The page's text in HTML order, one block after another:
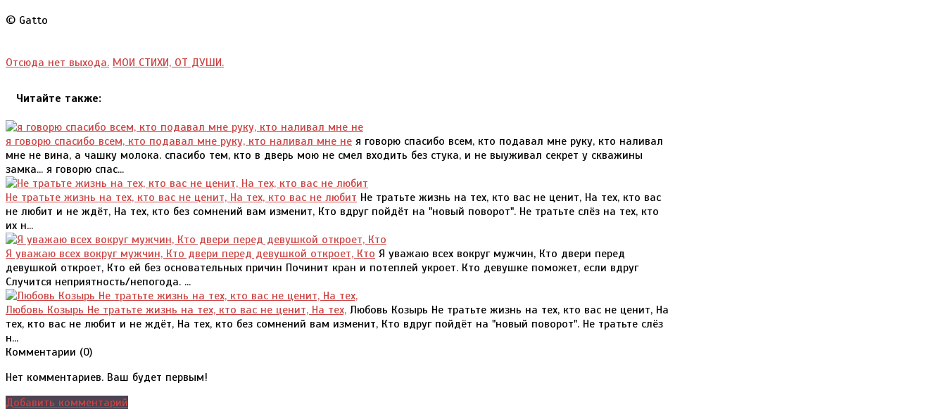
© Gatto
Отсюда нет выхода. МОИ СТИХИ, ОТ ДУШИ.
Читайте также:
я говорю спасибо всем, кто подавал мне руку, кто наливал мне не я говорю спасибо всем, кто подавал мне руку, кто наливал
мне не вина, а чашку молока. спасибо тем, кто в дверь мою не смел входить без стука, и не выуживал секрет у скважины
замка... я говорю спас...
Не тратьте жизнь на тех, кто вас не ценит, На тех, кто вас не любит Не тратьте жизнь на тех, кто вас не ценит, На тех, кто вас
не любит и не ждёт, На тех, кто без сомнений вам изменит, Кто вдруг пойдёт на "новый поворот". Не тратьте слёз на тех, кто
их н...
Я уважаю всех вокруг мужчин, Кто двери перед девушкой откроет, Кто Я уважаю всех вокруг мужчин, Кто двери перед
девушкой откроет, Кто ей без основательных причин Починит кран и потеплей укроет. Кто девушке поможет, если вдруг
Случится неприятность/непогода. ...
Любовь Козырь Не тратьте жизнь на тех, кто вас не ценит, На тех, Любовь Козырь Не тратьте жизнь на тех, кто вас не ценит, На
тех, кто вас не любит и не ждёт, На тех, кто без сомнений вам изменит, Кто вдруг пойдёт на "новый поворот". Не тратьте слёз
н...
Комментарии (0)
Нет комментариев. Ваш будет первым!
Добавить комментарий